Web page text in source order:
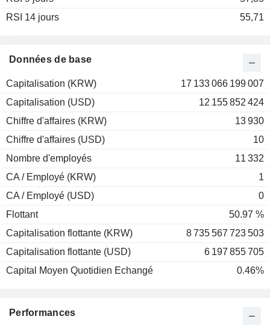
Performances
Données de base
Capitalisation (KRW)
17 133 066 199 007
Capitalisation (USD)
12 155 852 424
Chiffre d'affaires (KRW)
13 930
Chiffre d'affaires (USD)
10
Nombre d'employés
11 332
CA / Employé (KRW)
1
CA / Employé (USD)
0
Flottant
50.97 %
Capitalisation flottante (KRW)
8 735 567 723 503
Capitalisation flottante (USD)
6 197 855 705
Capital Moyen Quotidien Echangé
0.46%
RSI 14 jours
55,71